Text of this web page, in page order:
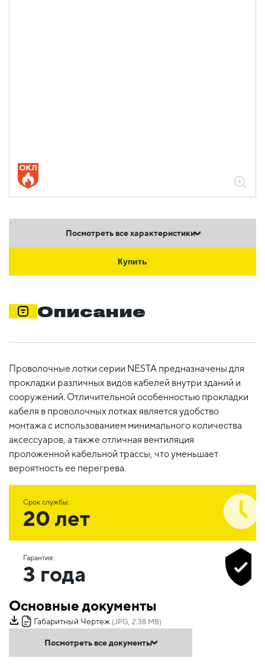
Посмотреть все характеристики
Купить
Описание
Проволочные лотки серии NESTA предназначены для
прокладки различных видов кабелей внутри зданий и
сооружений. Отличительной особенностью прокладки
кабеля в проволочных лотках является удобство
монтажа с использованием минимального количества
аксессуаров, а также отличная вентиляция
проложенной кабельной трассы, что уменьшает
вероятность ее перегрева.
Срок службы:
20 лет
Гарантия:
3 года
Основные документы
Габаритный Чертеж (JPG, 2.38 MB)
Посмотреть все документы